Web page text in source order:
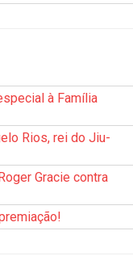
à Família
Rios, rei do Jiu-
Gracie contra